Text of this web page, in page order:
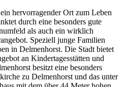
hervorragender Ort zum Leben
durch eine besonders gute
als auch ein wirklich
Speziell junge Familien
in Delmenhorst. Die Stadt bietet
an Kindertagesstätten und
besitzt eine besonders
zu Delmenhorst und das unter